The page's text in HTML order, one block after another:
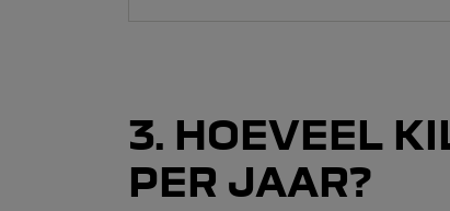
3 HOEVEEL
PER JAAR?